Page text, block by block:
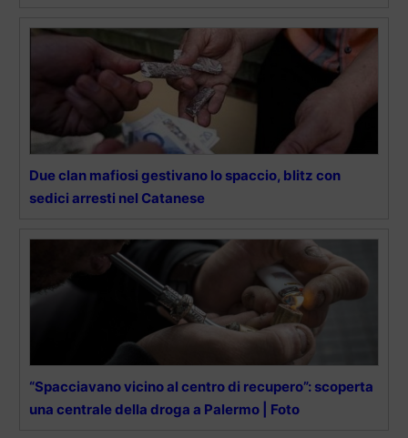
Due clan mafiosi gestivano lo spaccio, blitz con
sedici arresti nel Catanese
“Spacciavano vicino al centro di recupero”: scoperta
una centrale della droga a Palermo | Foto